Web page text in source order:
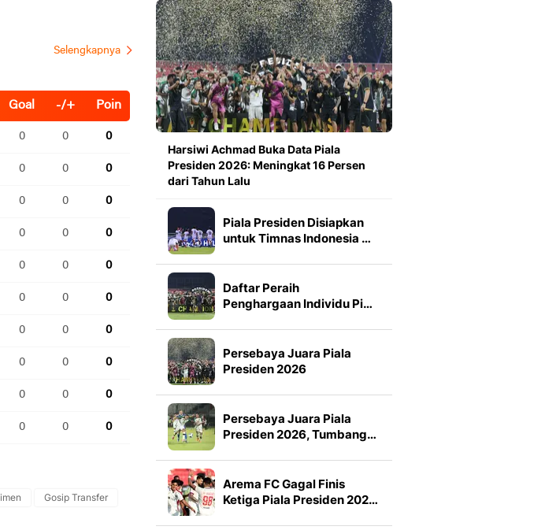
Gosip Transfer
Harsiwi Achmad Buka Data Piala
Presiden 2026: Meningkat 16 Persen
dari Tahun Lalu
Piala Presiden Disiapkan
untuk Timnas Indonesia …
Daftar Peraih
Penghargaan Individu Pi…
Persebaya Juara Piala
Presiden 2026
Persebaya Juara Piala
Presiden 2026, Tumbang…
Arema FC Gagal Finis
Ketiga Piala Presiden 202…